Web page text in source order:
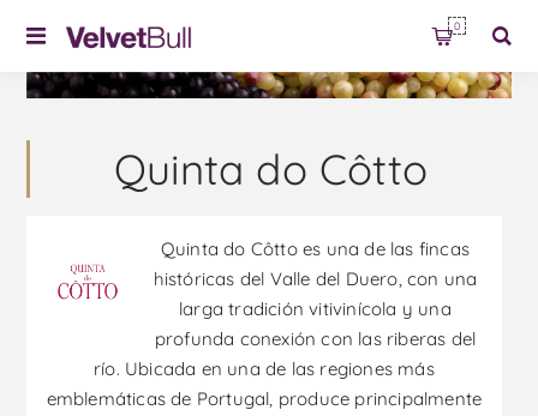
0
Quinta do Côtto
Quinta do Côtto es una de las fincas
históricas del Valle del Duero, con una
larga tradición vitivinícola y una
profunda conexión con las riberas del
río. Ubicada en una de las regiones más
emblemáticas de Portugal, produce principalmente